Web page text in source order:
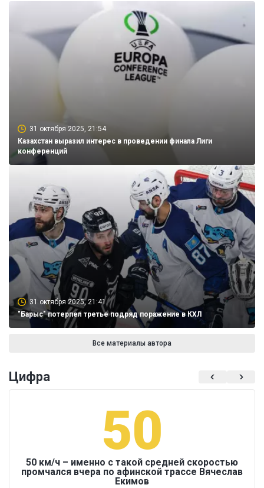
31 октября 2025, 21:54
Казахстан выразил интерес в проведении финала Лиги
конференций
31 октября 2025, 21:41
"Барыс" потерпел третье подряд поражение в КХЛ
Все материалы автора
Цифра
50
50 км/ч – именно с такой средней скоростью
промчался вчера по афинской трассе Вячеслав
Екимов